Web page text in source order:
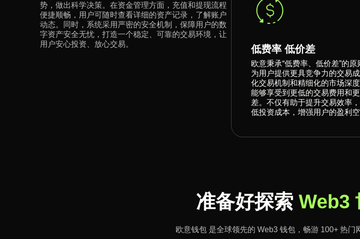
势，做出科学决策。在资金管理方面，充值和提现流程
便捷顺畅，用户可随时查看详细的资产记录，了解账户
动态。同时，系统采用严密的安全机制，保障用户的数
字资产安全无忧，打造一个稳定、可靠的交易环境，让
用户安心投资、放心交易。
低费率 低价差
欧意秉承“低费率、低价差”的
为用户提供更具竞争力的交易
化交易机制和精细化的市场深
能够享受到更低的交易费用和
差。不仅有助于提升交易效率
低投资成本，增强用户的盈利空
准备好探索 Web3
欧意钱包 是全球领先的 Web3 钱包，畅游 100+ 热